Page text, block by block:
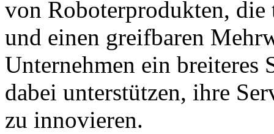
von Roboterprodukten,
und einen greifbaren
Unternehmen ein breiteres
dabei unterstützen, ihre
zu innovieren.